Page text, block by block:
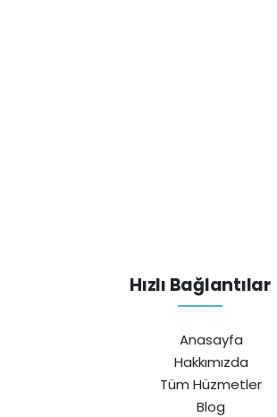
Hızlı Bağlantılar
Anasayfa
Hakkımızda
Tüm Hüzmetler
Blog